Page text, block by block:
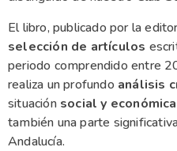
El libro, publicado por la
selección de artículos
periodo comprendido entre
realiza un profundo análisis
situación social y económica
también una parte
Andalucía.